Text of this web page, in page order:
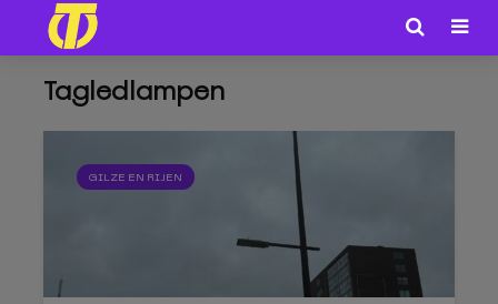
Tagledlampen
GILZE EN RIJEN